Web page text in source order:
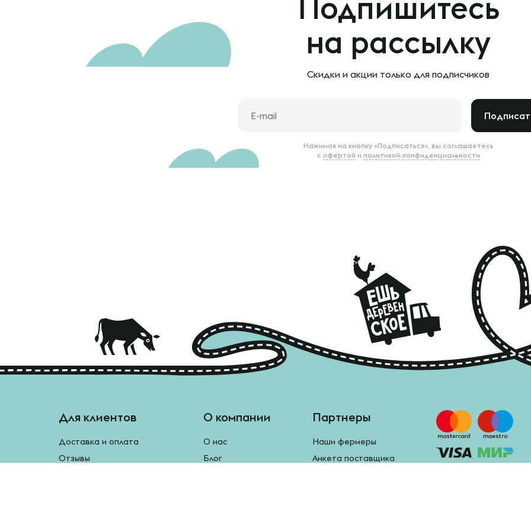
Подпишитесь
на рассылку
Скидки и акции только для подписчиков
Нажимая на кнопку «Подписаться», вы соглашаетесь
с офертой и политикой конфиденциальности
Для клиентов
Доставка и оплата
Отзывы
О компании
О нас
Блог
Партнеры
Наши фермеры
Анкета поставщика